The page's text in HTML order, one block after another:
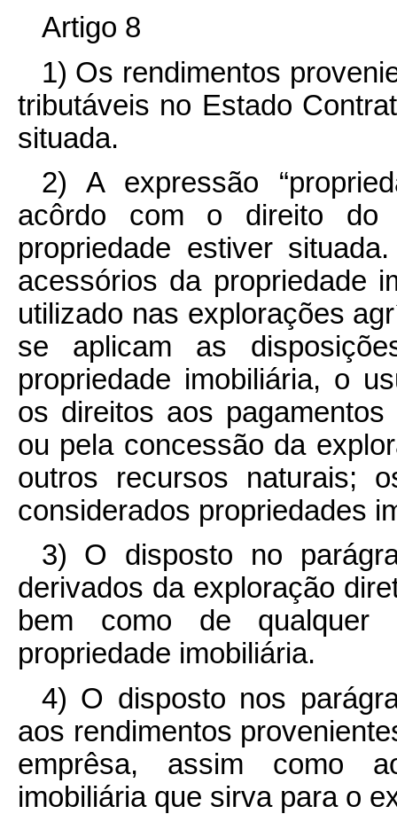
Artigo 8
1) Os rendimentos
tributáveis no Estado
situada.
2) A expressão
acôrdo com o direito do
propriedade estiver
acessórios da propriedade
utilizado nas explorações
se aplicam as
propriedade imobiliária, o
os direitos aos
ou pela concessão da
outros recursos naturais;
considerados propriedades
3) O disposto no
derivados da exploração
bem como de qualquer
propriedade imobiliária.
4) O disposto nos
aos rendimentos
emprêsa, assim como
imobiliária que sirva para o